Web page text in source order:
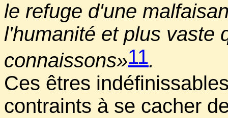
le refuge d'une
l'humanité et plus vaste
connaissons»11.
Ces êtres
contraints à se cacher